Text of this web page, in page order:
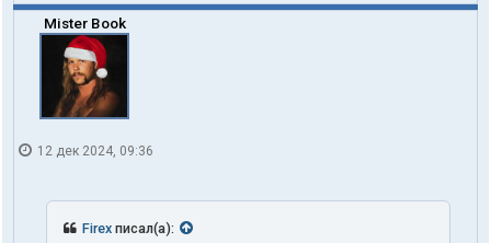
Mister Book
12 дек 2024, 09:36
Firex писал(а):